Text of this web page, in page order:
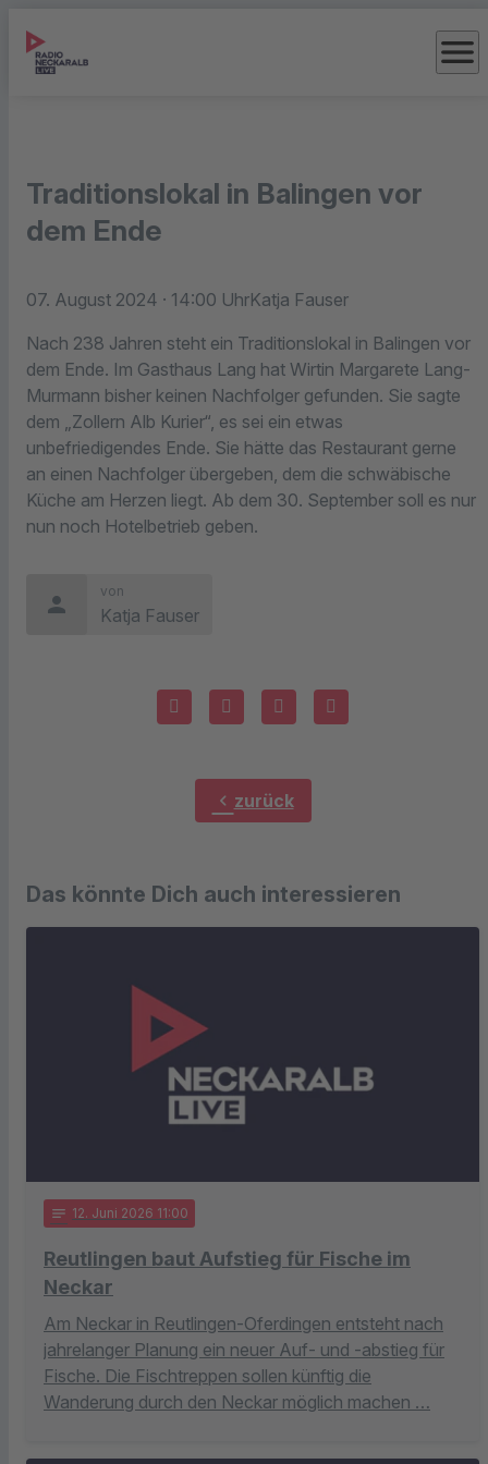
menu
Traditionslokal in Balingen vor
dem Ende
07. August 2024 · 14:00 UhrKatja Fauser
Nach 238 Jahren steht ein Traditionslokal in Balingen vor
dem Ende. Im Gasthaus Lang hat Wirtin Margarete Lang-
Murmann bisher keinen Nachfolger gefunden. Sie sagte
dem „Zollern Alb Kurier“, es sei ein etwas
unbefriedigendes Ende. Sie hätte das Restaurant gerne
an einen Nachfolger übergeben, dem die schwäbische
Küche am Herzen liegt. Ab dem 30. September soll es nur
nun noch Hotelbetrieb geben.
person
von
Katja Fauser
chevron_left zurück
Das könnte Dich auch interessieren
notes 12. Juni 2026 11:00
Reutlingen baut Aufstieg für Fische im
Neckar
Am Neckar in Reutlingen-Oferdingen entsteht nach
jahrelanger Planung ein neuer Auf- und -abstieg für
Fische. Die Fischtreppen sollen künftig die
Wanderung durch den Neckar möglich machen …